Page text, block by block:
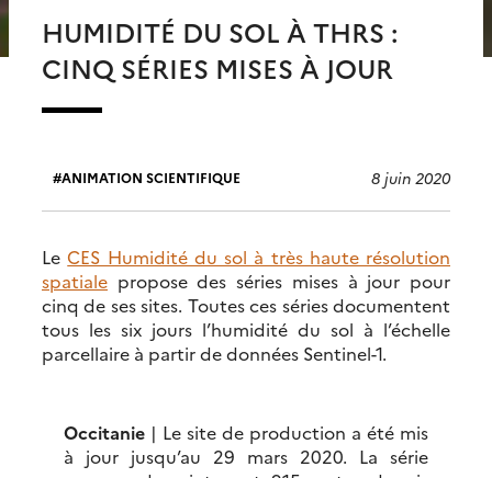
HUMIDITÉ DU SOL À THRS :
CINQ SÉRIES MISES À JOUR
ANIMATION SCIENTIFIQUE 8 juin 2020
Le CES Humidité du sol à très haute résolution
spatiale propose des séries mises à jour pour
cinq de ses sites. Toutes ces séries documentent
tous les six jours l’humidité du sol à l’échelle
parcellaire à partir de données Sentinel-1.
Occitanie | Le site de production a été mis
à jour jusqu’au 29 mars 2020. La série